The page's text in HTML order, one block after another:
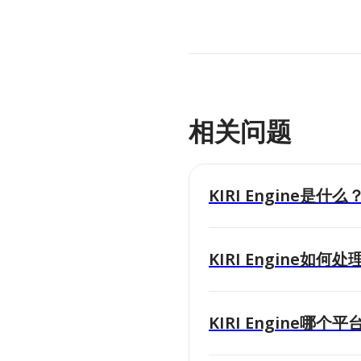
相关问题
KIRI Engine是什么？
KIRI Engine如何处
KIRI Engine哪个平